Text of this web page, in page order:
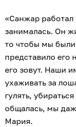
«Санжар работал
занималась. Он
то чтобы мы
представило его
его зовут. Наши
ухаживать за
гулять,
общалась, мы
Мария.